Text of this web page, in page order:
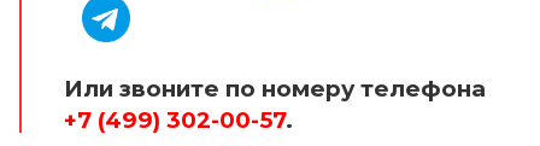
Или звоните по номеру телефона
+7 (499) 302-00-57.